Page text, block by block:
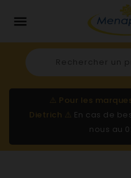

⚠️ Pour les
Dietrich ⚠️ En cas de
nous au